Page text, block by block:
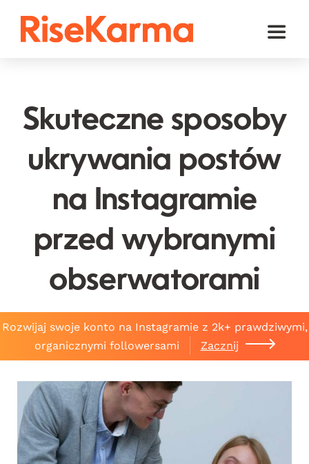
Toggle
TikTok
YouTube
Twitter (𝕏)
Inne
Koszyk
Skuteczne sposoby
ukrywania postów
na Instagramie
przed wybranymi
obserwatorami
Rozwijaj swoje konto na Instagramie z 2k+ prawdziwymi,
organicznymi followersami
Zacznij